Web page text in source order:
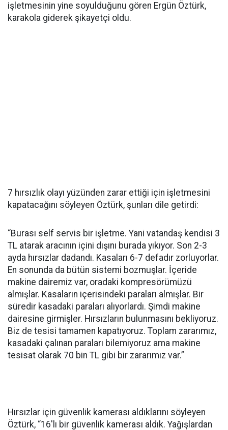
işletmesinin yine soyulduğunu gören Ergün Öztürk,
karakola giderek şikayetçi oldu.
7 hırsızlık olayı yüzünden zarar ettiği için işletmesini
kapatacağını söyleyen Öztürk, şunları dile getirdi:
“Burası self servis bir işletme. Yani vatandaş kendisi 3
TL atarak aracının içini dışını burada yıkıyor. Son 2-3
ayda hırsızlar dadandı. Kasaları 6-7 defadır zorluyorlar.
En sonunda da bütün sistemi bozmuşlar. İçeride
makine dairemiz var, oradaki kompresörümüzü
almışlar. Kasaların içerisindeki paraları almışlar. Bir
süredir kasadaki paraları alıyorlardı. Şimdi makine
dairesine girmişler. Hırsızların bulunmasını bekliyoruz.
Biz de tesisi tamamen kapatıyoruz. Toplam zararımız,
kasadaki çalınan paraları bilemiyoruz ama makine
tesisat olarak 70 bin TL gibi bir zararımız var.”
Hırsızlar için güvenlik kamerası aldıklarını söyleyen
Öztürk, “16'lı bir güvenlik kamerası aldık. Yağışlardan